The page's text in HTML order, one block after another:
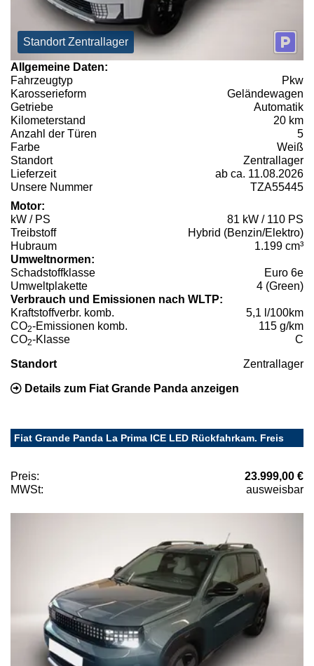
Standort Zentrallager
Allgemeine Daten:
Fahrzeugtyp
Pkw
Karosserieform
Geländewagen
Getriebe
Automatik
Kilometerstand
20 km
Anzahl der Türen
5
Farbe
Weiß
Standort
Zentrallager
Lieferzeit
ab ca. 11.08.2026
Unsere Nummer
TZA55445
Motor:
kW / PS
81 kW / 110 PS
Treibstoff
Hybrid (Benzin/Elektro)
Hubraum
1.199 cm³
Umweltnormen:
Schadstoffklasse
Euro 6e
Umweltplakette
4 (Green)
Verbrauch und Emissionen nach WLTP:
Kraftstoffverbr. komb.
5,1 l/100km
CO2-Emissionen komb.
115 g/km
CO2-Klasse C
Standort Zentrallager
Details zum Fiat Grande Panda anzeigen
Fiat Grande Panda La Prima ICE LED Rückfahrkam. Freis
Preis:
23.999,00 €
MWSt:
ausweisbar